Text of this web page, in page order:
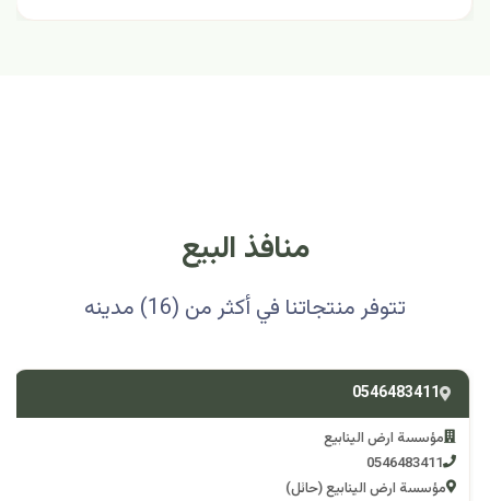
منافذ البيع
تتوفر منتجاتنا في أكثر من (16) مدينه
0546483411
مؤسسة ارض الينابيع
0546483411
مؤسسة ارض الينابيع (حائل)